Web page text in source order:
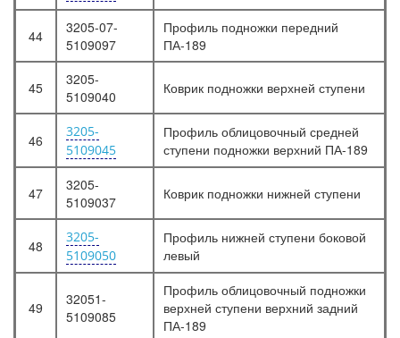
44
3205-07-
5109097
Профиль подножки передний
ПА-189
45
3205-
5109040
Коврик подножки верхней ступени
46
3205-
5109045
Профиль облицовочный средней
ступени подножки верхний ПА-189
47
3205-
5109037
Коврик подножки нижней ступени
48
3205-
5109050
Профиль нижней ступени боковой
левый
49
32051-
5109085
Профиль облицовочный подножки
верхней ступени верхний задний
ПА-189